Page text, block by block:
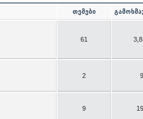
თემები
61
2 9
9